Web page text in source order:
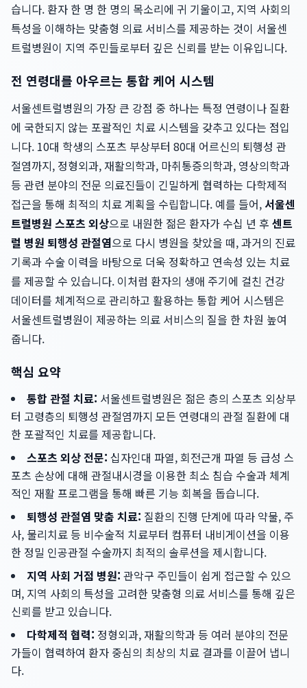
습니다. 환자 한 명 한 명의 목소리에 귀 기울이고, 지역 사회의
특성을 이해하는 맞춤형 의료 서비스를 제공하는 것이 서울센
트럴병원이 지역 주민들로부터 깊은 신뢰를 받는 이유입니다.
전 연령대를 아우르는 통합 케어 시스템
서울센트럴병원의 가장 큰 강점 중 하나는 특정 연령이나 질환
에 국한되지 않는 포괄적인 치료 시스템을 갖추고 있다는 점입
니다. 10대 학생의 스포츠 부상부터 80대 어르신의 퇴행성 관
절염까지, 정형외과, 재활의학과, 마취통증의학과, 영상의학과
등 관련 분야의 전문 의료진들이 긴밀하게 협력하는 다학제적
접근을 통해 최적의 치료 계획을 수립합니다. 예를 들어, 서울센
트럴병원 스포츠 외상으로 내원한 젊은 환자가 수십 년 후 센트
럴 병원 퇴행성 관절염으로 다시 병원을 찾았을 때, 과거의 진료
기록과 수술 이력을 바탕으로 더욱 정확하고 연속성 있는 치료
를 제공할 수 있습니다. 이처럼 환자의 생애 주기에 걸친 건강
데이터를 체계적으로 관리하고 활용하는 통합 케어 시스템은
서울센트럴병원이 제공하는 의료 서비스의 질을 한 차원 높여
줍니다.
핵심 요약
통합 관절 치료: 서울센트럴병원은 젊은 층의 스포츠 외상부
터 고령층의 퇴행성 관절염까지 모든 연령대의 관절 질환에 대
한 포괄적인 치료를 제공합니다.
스포츠 외상 전문: 십자인대 파열, 회전근개 파열 등 급성 스
포츠 손상에 대해 관절내시경을 이용한 최소 침습 수술과 체계
적인 재활 프로그램을 통해 빠른 기능 회복을 돕습니다.
퇴행성 관절염 맞춤 치료: 질환의 진행 단계에 따라 약물, 주
사, 물리치료 등 비수술적 치료부터 컴퓨터 내비게이션을 이용
한 정밀 인공관절 수술까지 최적의 솔루션을 제시합니다.
지역 사회 거점 병원: 관악구 주민들이 쉽게 접근할 수 있으
며, 지역 사회의 특성을 고려한 맞춤형 의료 서비스를 통해 깊은
신뢰를 받고 있습니다.
다학제적 협력: 정형외과, 재활의학과 등 여러 분야의 전문
가들이 협력하여 환자 중심의 최상의 치료 결과를 이끌어 냅니
다.